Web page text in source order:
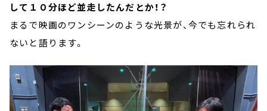
して１０分ほど並走したんだとか！？
まるで映画のワンシーンのような光景が、今でも忘れられ
ないと語ります。